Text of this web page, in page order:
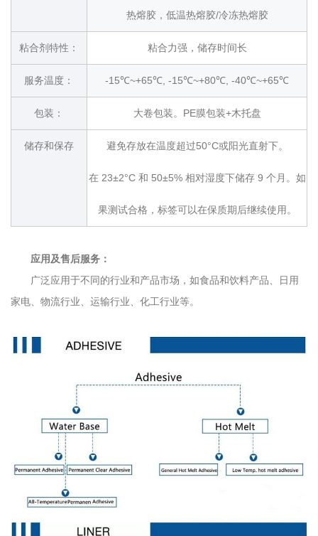
热熔胶，低温热熔胶/冷冻热熔胶
粘合剂特性： 粘合力强，储存时间长
服务温度： -15℃~+65℃, -15℃~+80℃, -40℃~+65℃
包装： 大卷包装。PE膜包装+木托盘
储存和保存 避免存放在温度超过50°C或阳光直射下。
在 23±2°C 和 50±5% 相对湿度下储存 9 个月。如
果测试合格，标签可以在保质期后继续使用。
应用及售后服务：
广泛应用于不同的行业和产品市场，如食品和饮料产品、日用
家电、物流行业、运输行业、化工行业等。